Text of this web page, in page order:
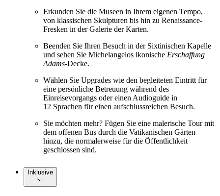
Erkunden Sie die Museen in Ihrem eigenen Tempo,
von klassischen Skulpturen bis hin zu Renaissance-
Fresken in der Galerie der Karten.
Beenden Sie Ihren Besuch in der Sixtinischen Kapelle
und sehen Sie Michelangelos ikonische Erschaffung
Adams-Decke.
Wählen Sie Upgrades wie den begleiteten Eintritt für
eine persönliche Betreuung während des
Einreisevorgangs oder einen Audioguide in
12 Sprachen für einen aufschlussreichen Besuch.
Sie möchten mehr? Fügen Sie eine malerische Tour mit
dem offenen Bus durch die Vatikanischen Gärten
hinzu, die normalerweise für die Öffentlichkeit
geschlossen sind.
Inklusive